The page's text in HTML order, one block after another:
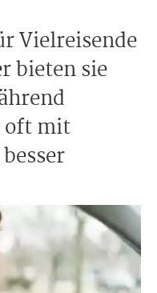
Vielreisende
bieten sie
oft mit